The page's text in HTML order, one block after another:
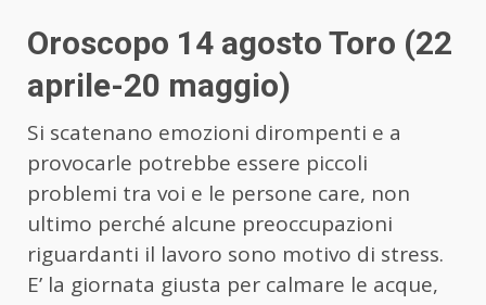
Oroscopo 14 agosto Toro (22
aprile-20 maggio)
Si scatenano emozioni dirompenti e a
provocarle potrebbe essere piccoli
problemi tra voi e le persone care, non
ultimo perché alcune preoccupazioni
riguardanti il lavoro sono motivo di stress.
E’ la giornata giusta per calmare le acque,